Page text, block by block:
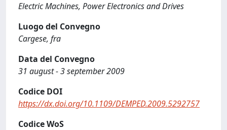
Electric Machines, Power Electronics and Drives
Luogo del Convegno
Cargese, fra
Data del Convegno
31 august - 3 september 2009
Codice DOI
https://dx.doi.org/10.1109/DEMPED.2009.5292757
Codice WoS